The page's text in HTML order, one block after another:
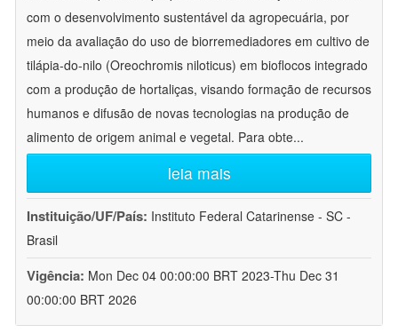
com o desenvolvimento sustentável da agropecuária, por
meio da avaliação do uso de biorremediadores em cultivo de
tilápia-do-nilo (Oreochromis niloticus) em bioflocos integrado
com a produção de hortaliças, visando formação de recursos
humanos e difusão de novas tecnologias na produção de
alimento de origem animal e vegetal. Para obte...
leia mais
Instituição/UF/País: Instituto Federal Catarinense - SC -
Brasil
Vigência: Mon Dec 04 00:00:00 BRT 2023-Thu Dec 31
00:00:00 BRT 2026